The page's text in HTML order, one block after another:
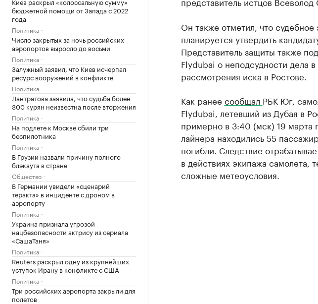
бюджетной помощи от Запада с 2022
года
Политика
Число закрытых за ночь российских
аэропортов выросло до восьми
Политика
Залужный заявил, что Киев исчерпал
ресурс вооружений в конфликте
Политика
Лантратова заявила, что судьба более
300 курян неизвестна после вторжения
Политика
На подлете к Москве сбили три
беспилотника
Политика
В Грузии назвали причину полного
блэкаута в стране
Общество
В Германии увидели «сценарий
теракта» в инциденте с дроном в
аэропорту
Политика
Украина признала угрозой
нацбезопасности актрису из сериала
«СашаТаня»
Политика
Reuters раскрыл одну из крупнейших
уступок Ирану в конфликте с США
Политика
Три российских аэропорта закрыли для
полетов
Он также отметил, что
планируется утвердить
Представитель защиты также
Flydubai о неподсудности дела
рассмотрения иска в Ростове.
Как ранее сообщал РБК Юг,
Flydubai, летевший из Дубая в
примерно в 3:40 (мск) 19 марта
лайнера находились 55
погибли. Следствие
в действиях экипажа самолета,
сложные метеоусловия.